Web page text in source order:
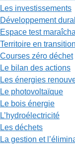
Les investissements
Développement
Espace test
Territoire en transition
Courses zéro déchet
Le bilan des actions
Les énergies
Le photovoltaïque
Le bois énergie
L’hydroélectricité
Les déchets
La gestion et